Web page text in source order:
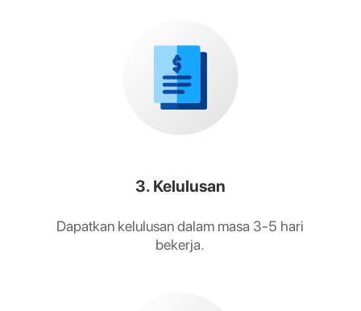
3. Kelulusan
Dapatkan kelulusan dalam masa 3-5 hari
bekerja.